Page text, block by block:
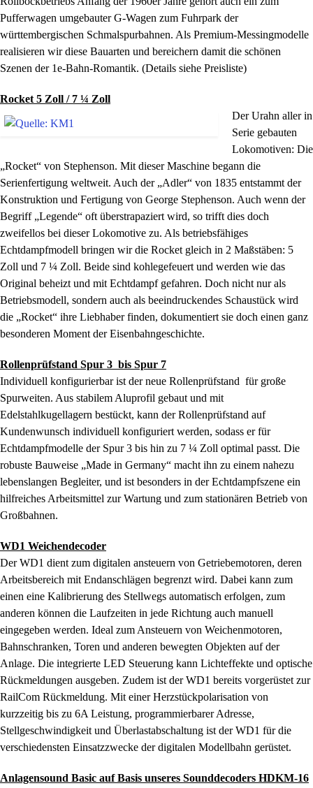
Pufferwagen umgebauter G-Wagen zum Fuhrpark der
württembergischen Schmalspurbahnen. Als Premium-Messingmodelle
realisieren wir diese Bauarten und bereichern damit die schönen
Szenen der 1e-Bahn-Romantik. (Details siehe Preisliste)
Rocket 5 Zoll / 7 ¼ Zoll
Der Urahn aller in
Serie gebauten
Lokomotiven: Die
„Rocket“ von Stephenson. Mit dieser Maschine begann die
Serienfertigung weltweit. Auch der „Adler“ von 1835 entstammt der
Konstruktion und Fertigung von George Stephenson. Auch wenn der
Begriff „Legende“ oft überstrapaziert wird, so trifft dies doch
zweifellos bei dieser Lokomotive zu. Als betriebsfähiges
Echtdampfmodell bringen wir die Rocket gleich in 2 Maßstäben: 5
Zoll und 7 ¼ Zoll. Beide sind kohlegefeuert und werden wie das
Original beheizt und mit Echtdampf gefahren. Doch nicht nur als
Betriebsmodell, sondern auch als beeindruckendes Schaustück wird
die „Rocket“ ihre Liebhaber finden, dokumentiert sie doch einen ganz
besonderen Moment der Eisenbahngeschichte.
Rollenprüfstand Spur 3 bis Spur 7
Individuell konfigurierbar ist der neue Rollenprüfstand für große
Spurweiten. Aus stabilem Aluprofil gebaut und mit
Edelstahlkugellagern bestückt, kann der Rollenprüfstand auf
Kundenwunsch individuell konfiguriert werden, sodass er für
Echtdampfmodelle der Spur 3 bis hin zu 7 ¼ Zoll optimal passt. Die
robuste Bauweise „Made in Germany“ macht ihn zu einem nahezu
lebenslangen Begleiter, und ist besonders in der Echtdampfszene ein
hilfreiches Arbeitsmittel zur Wartung und zum stationären Betrieb von
Großbahnen.
WD1 Weichendecoder
Der WD1 dient zum digitalen ansteuern von Getriebemotoren, deren
Arbeitsbereich mit Endanschlägen begrenzt wird. Dabei kann zum
einen eine Kalibrierung des Stellwegs automatisch erfolgen, zum
anderen können die Laufzeiten in jede Richtung auch manuell
eingegeben werden. Ideal zum Ansteuern von Weichenmotoren,
Bahnschranken, Toren und anderen bewegten Objekten auf der
Anlage. Die integrierte LED Steuerung kann Lichteffekte und optische
Rückmeldungen ausgeben. Zudem ist der WD1 bereits vorgerüstet zur
RailCom Rückmeldung. Mit einer Herzstückpolarisation von
kurzzeitig bis zu 6A Leistung, programmierbarer Adresse,
Stellgeschwindigkeit und Überlastabschaltung ist der WD1 für die
verschiedensten Einsatzzwecke der digitalen Modellbahn gerüstet.
Anlagensound Basic auf Basis unseres Sounddecoders HDKM-16